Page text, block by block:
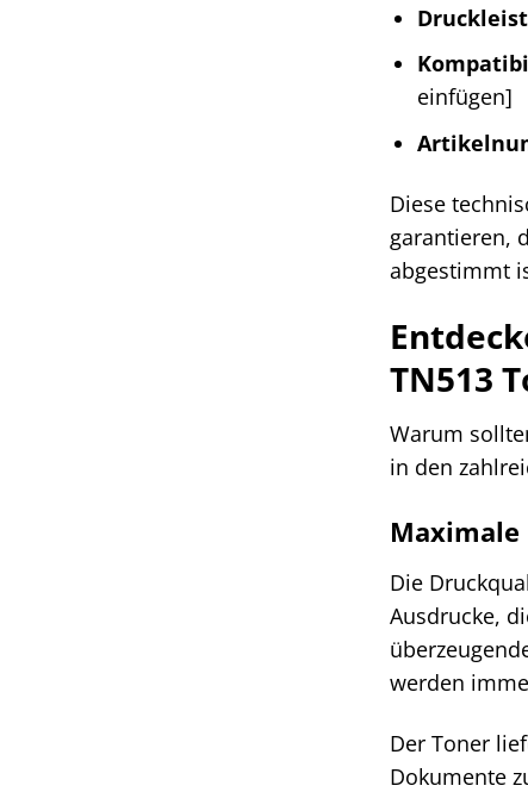
einfügen]
Diese
garantieren,
abgestimmt
TN513
Warum
in den
Die
Ausdrucke,
werden
Der Toner
Dokumente